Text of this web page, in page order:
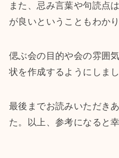
また、忌み言葉や句読点
が良いということもわか
偲ぶ会の目的や会の雰囲
状を作成するようにしまし
最後までお読みいただき
た。以上、参考になると幸